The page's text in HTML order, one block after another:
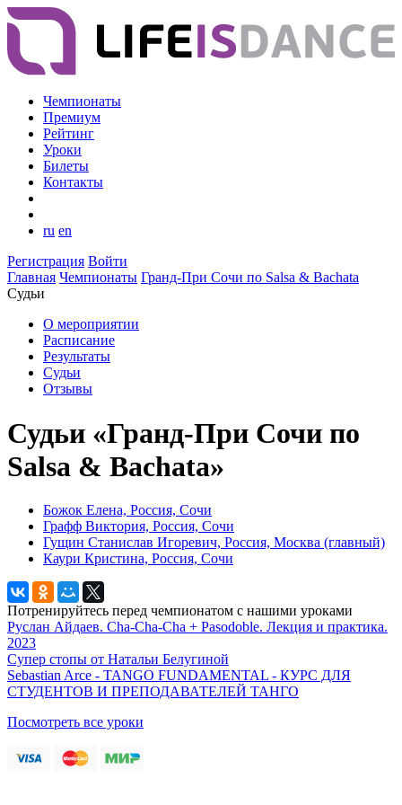
Чемпионаты
Премиум
Рейтинг
Уроки
Билеты
Контакты
ru en
Регистрация Войти
Главная Чемпионаты Гранд-При Сочи по Salsa & Bachata
Судьи
О мероприятии
Расписание
Результаты
Судьи
Отзывы
Судьи «Гранд-При Сочи по
Salsa & Bachata»
Божок Елена, Россия, Сочи
Графф Виктория, Россия, Сочи
Гущин Станислав Игоревич, Россия, Москва (главный)
Каури Кристина, Россия, Сочи
Потренируйтесь перед чемпионатом с нашими уроками
Руслан Айдаев. Cha-Cha-Cha + Pasodoble. Лекция и практика.
2023
Супер стопы от Натальи Белугиной
Sebastian Arce - TANGO FUNDAMENTAL - КУРС ДЛЯ
СТУДЕНТОВ И ПРЕПОДАВАТЕЛЕЙ ТАНГО
Посмотреть все уроки